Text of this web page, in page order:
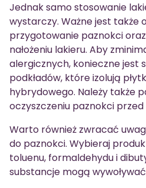
Jednak samo stosowanie
wystarczy. Ważne jest także
przygotowanie paznokci
nałożeniu lakieru. Aby
alergicznych, konieczne jest
podkładów, które izolują
hybrydowego. Należy także
oczyszczeniu paznokci przed
Warto również zwracać
do paznokci. Wybieraj
toluenu, formaldehydu i
substancje mogą